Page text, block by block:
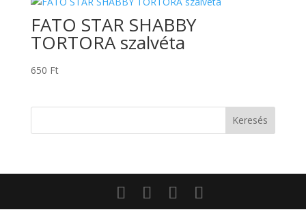
FATO STAR SHABBY
TORTORA szalvéta
650 Ft
Keresés